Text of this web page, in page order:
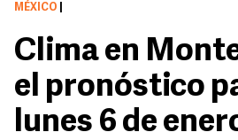
MÉXICO
Clima en
el pronóstico
lunes 6 de